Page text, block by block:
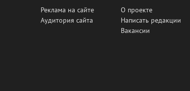
Реклама на сайте
Аудитория сайта
О проекте
Написать редакции
Вакансии